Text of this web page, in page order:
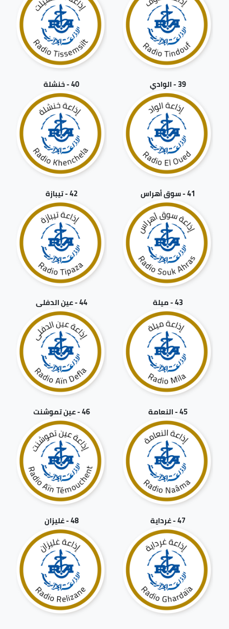
39 - الوادي 40 - خنشلة
41 - سوق أهراس 42 - تيبازة
43 - ميلة 44 - عين الدفلى
45 - النعامة 46 - عين تموشنت
47 - غرداية 48 - غليزان